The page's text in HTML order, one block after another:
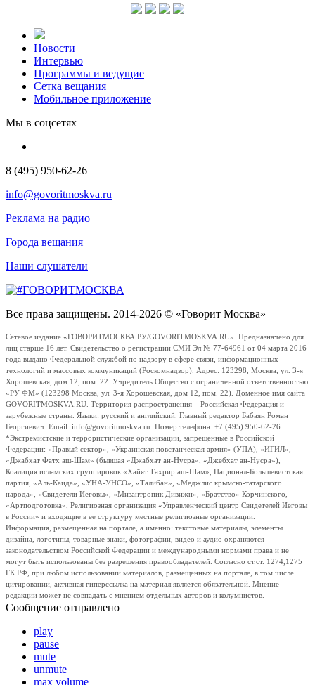
Новости
Интервью
Программы и ведущие
Сетка вещания
Мобильное приложение
Мы в соцсетях
8 (495) 950-62-26
info@govoritmoskva.ru
Реклама на радио
Города вещания
Наши слушатели
Все права защищены. 2014-2026 © «Говорит Москва»
Сетевое издание «ГОВОРИТМОСКВА.РУ/GOVORITMOSKVA.RU». Предназначено для
лиц старше 16 лет. Свидетельство о регистрации СМИ Эл № 77-64961 от 04 марта 2016
года выдано Федеральной службой по надзору в сфере связи, информационных
технологий и массовых коммуникаций (Роскомнадзор). Адрес: 123298, Москва, ул. 3-я
Хорошевская, дом 12, пом. 22. Учредитель Общество с ограниченной ответственностью
«РУ ФМ» (123298 Москва, ул. 3-я Хорошевская, дом 12, пом. 22). Доменное имя сайта
GOVORITMOSKVA.RU. Территория распространения – Российская Федерация и
зарубежные страны. Языки: русский и английский. Главный редактор Бабаян Роман
Георгиевич. Email: info@govoritmoskva.ru. Номер телефона: +7 (495) 950-62-26
*Экстремистские и террористические организации, запрещенные в Российской
Федерации: «Правый сектор», «Украинская повстанческая армия» (УПА), «ИГИЛ»,
«Джабхат Фатх аш-Шам» (бывшая «Джабхат ан-Нусра», «Джебхат ан-Нусра»),
Коалиция исламских группировок «Хайят Тахрир аш-Шам», Национал-Большевистская
партия, «Аль-Каида», «УНА-УНСО», «Талибан», «Меджлис крымско-татарского
народа», «Свидетели Иеговы», «Мизантропик Дивижн», «Братство» Корчинского,
«Артподготовка», Религиозная организация «Управленческий центр Свидетелей Иеговы
в России» и входящие в ее структуру местные религиозные организации.
Информация, размещенная на портале, а именно: текстовые материалы, элементы
дизайна, логотипы, товарные знаки, фотографии, видео и аудио охраняются
законодательством Российской Федерации и международными нормами права и не
могут быть использованы без разрешения правообладателей. Согласно ст.ст. 1274,1275
ГК РФ, при любом использовании материалов, размещенных на портале, в том числе
цитировании, активная гиперссылка на материал является обязательной. Мнение
редакции может не совпадать с мнением отдельных авторов и колумнистов.
Сообщение отправлено
play
pause
mute
unmute
max volume